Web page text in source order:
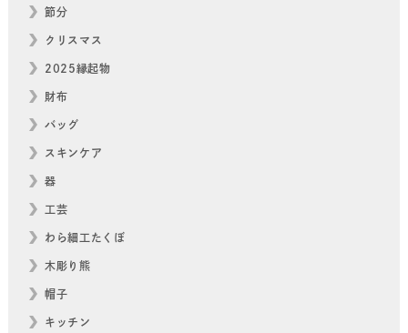
節分
クリスマス
2025縁起物
財布
バッグ
スキンケア
器
工芸
わら細工たくぼ
木彫り熊
帽子
キッチン